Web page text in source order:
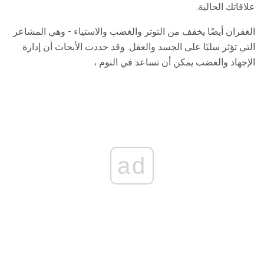
علاقاتك الحالية.
الغفران أيضًا يخفف من التوتر والغضب والاستياء - وهي المشاعر
التي تؤثر سلبًا على الجسد والعقل. وقد حددت الأبحاث أن إدارة
الإجهاد والغضب يمكن أن تساعد في النوم ،
ad